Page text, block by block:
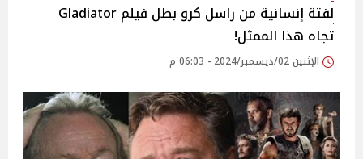
لفتة إنسانية من راسل كرو بطل فيلم Gladiator
تجاه هذا الممثل!
الإثنين 02/ديسمبر/2024 - 06:03 م